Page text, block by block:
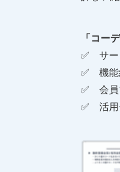
「コー
✅ サー
✅ 機能
✅ 会員
✅ 活用